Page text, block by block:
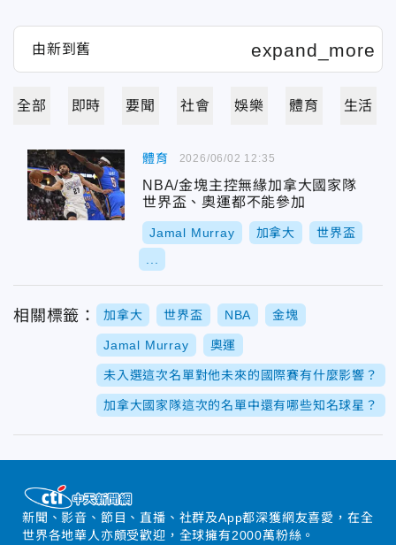
全部 即時 要聞 社會 娛樂 體育 生活
體育
NBA/金塊主控無緣加拿大國家隊
世界盃、奧運都不能參加
Jamal Murray 加拿大 世界盃
2026/06/02 12:35
相關標籤： 加拿大 世界盃 NBA 金塊
Jamal Murray 奧運
未入選這次名單對他未來的國際賽有什麼影響？
加拿大國家隊這次的名單中還有哪些知名球星？
新聞、影音、節目、直播、社群及App都深獲網友喜愛，在全
世界各地華人亦頗受歡迎，全球擁有2000萬粉絲。